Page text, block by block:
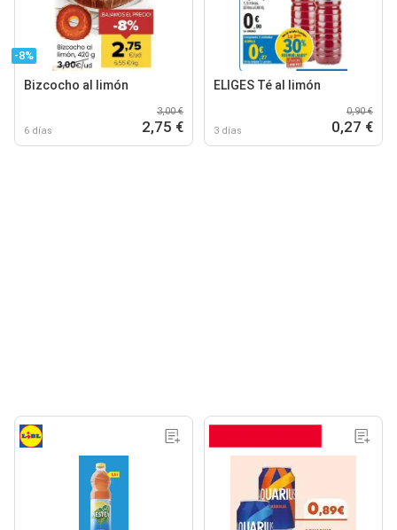
-8%
Bizcocho al limón
6 días
3,00 €
2,75 €
ELIGES Té al limón
3 días
0,90 €
0,27 €